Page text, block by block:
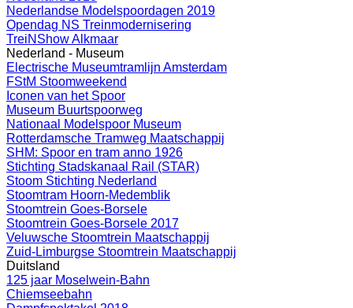
Nederlandse Modelspoordagen 2019
Opendag NS Treinmodernisering
TreiNShow Alkmaar
Nederland - Museum
Electrische Museumtramlijn Amsterdam
FStM Stoomweekend
Iconen van het Spoor
Museum Buurtspoorweg
Nationaal Modelspoor Museum
Rotterdamsche Tramweg Maatschappij
SHM: Spoor en tram anno 1926
Stichting Stadskanaal Rail (STAR)
Stoom Stichting Nederland
Stoomtram Hoorn-Medemblik
Stoomtrein Goes-Borsele
Stoomtrein Goes-Borsele 2017
Veluwsche Stoomtrein Maatschappij
Zuid-Limburgse Stoomtrein Maatschappij
Duitsland
125 jaar Moselwein-Bahn
Chiemseebahn